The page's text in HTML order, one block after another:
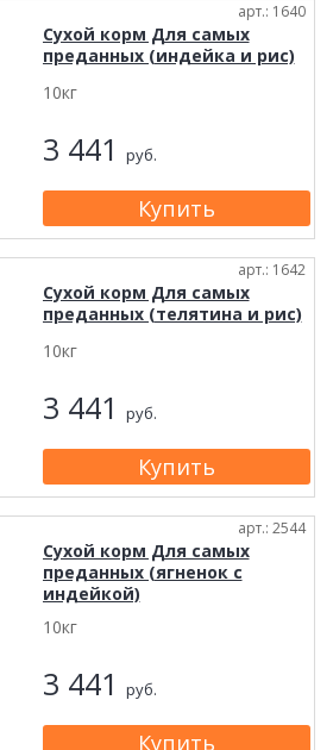
арт.: 1640
Сухой корм Для самых
преданных (индейка и рис)
10кг
3 441 руб.
арт.: 1642
Сухой корм Для самых
преданных (телятина и рис)
10кг
3 441 руб.
арт.: 2544
Сухой корм Для самых
преданных (ягненок с
индейкой)
10кг
3 441 руб.